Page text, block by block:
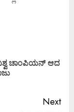
ಚಾಂಪಿಯನ್ ಆದ
Next